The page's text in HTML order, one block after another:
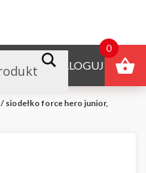
ZALOGUJ
/ siodełko force hero junior,
0